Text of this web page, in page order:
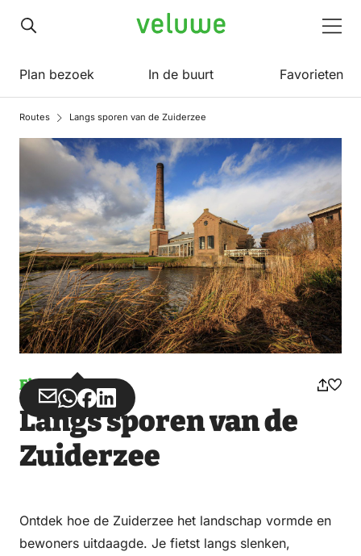
Veluwe
Plan bezoek In de buurt Favorieten
Routes Langs sporen van de Zuiderzee
Fietsen
Deel
via
Email
Deel
via
WhatsApp
Deel
op
Facebook
Deel
op
Langs sporen van de
Zuiderzee
Ontdek hoe de Zuiderzee het landschap vormde en
bewoners uitdaagde. Je fietst langs slenken,